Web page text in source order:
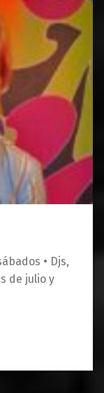
• Djs,
de julio y